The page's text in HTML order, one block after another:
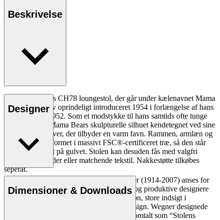
Beskrivelse
Hans J. Wegners CH78 loungestol, der går under kælenavnet Mama
Bear stolen, blev oprindeligt introduceret 1954 i forlængelse af hans
CH71 stol fra 1952. Som et modstykke til hans samtids ofte tunge
loungestole er Mama Bears skulpturelle silhuet kendetegnet ved sine
indbydende kurver, der tilbyder en varm favn. Rammen, armlæn og
ben er solidt udformet i massivt FSC®-certificeret træ, så den står
sikkert og stabilt på gulvet. Stolen kan desuden fås med valgfri
nakkestøtte i læder eller matchende tekstil. Nakkestøtte tilkøbes
seperat.
Læs mere
Designer
Den danske møbeldesigner Hans J. Wegner (1914-2007) anses for
at være en af de mest kreative, innovative og produktive designere
nogensinde. Han var kendt for sin præcision, store indsigt i
håndværk og kompromisløse tilgang til design. Wegner designede
næsten 500 stole i sin levetid og blev ofte omtalt som “Stolens
Dimensioner & Downloads